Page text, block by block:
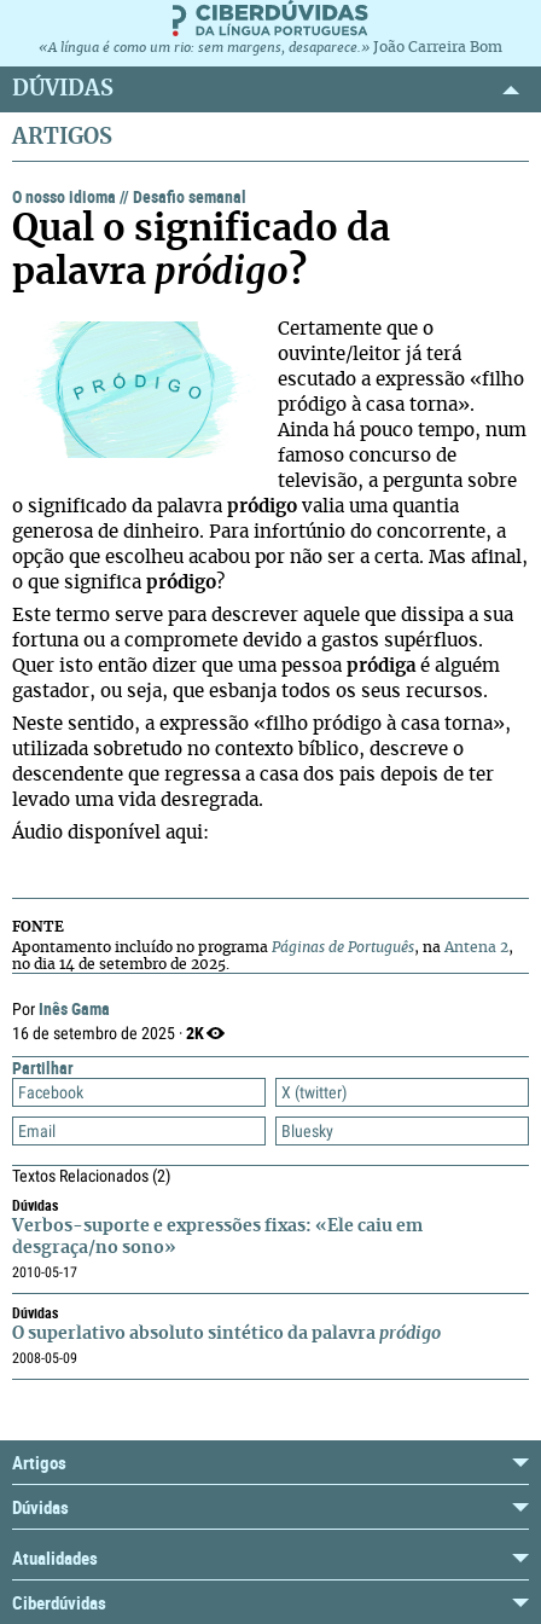
«A língua é como um rio: sem margens, desaparece.» João Carreira Bom
DÚVIDAS
ARTIGOS
Por Inês Gama
16 de setembro de 2025 ·2K
Partilhar
Facebook
X (twitter)
Email
Bluesky
Textos Relacionados(2)
Dúvidas
Verbos-suporte e expressões fixas: «Ele caiu em
desgraça/no sono»
2010-05-17
Dúvidas
O superlativo absoluto sintético da palavra pródigo
2008-05-09
O nosso idioma //Desafio semanal
Qual o significado da
palavra pródigo?
Certamente que o
ouvinte/leitor já terá
escutado a expressão «filho
pródigo à casa torna».
Ainda há pouco tempo, num
famoso concurso de
televisão, a pergunta sobre
o significado da palavra pródigo valia uma quantia
generosa de dinheiro. Para infortúnio do concorrente, a
opção que escolheu acabou por não ser a certa. Mas afinal,
o que significa pródigo?
Este termo serve para descrever aquele que dissipa a sua
fortuna ou a compromete devido a gastos supérfluos.
Quer isto então dizer que uma pessoa pródigaé alguém
gastador, ou seja, que esbanja todos os seus recursos.
Neste sentido, a expressão «filho pródigo à casa torna»,
utilizada sobretudo no contexto bíblico, descreve o
descendente que regressa a casa dos pais depois de ter
levado uma vida desregrada.
Áudio disponível aqui:
FONTE
Apontamento incluído no programa Páginas de Português, na Antena 2,
no dia 14 de setembro de 2025.
Artigos
Dúvidas
Atualidades
Ciberdúvidas